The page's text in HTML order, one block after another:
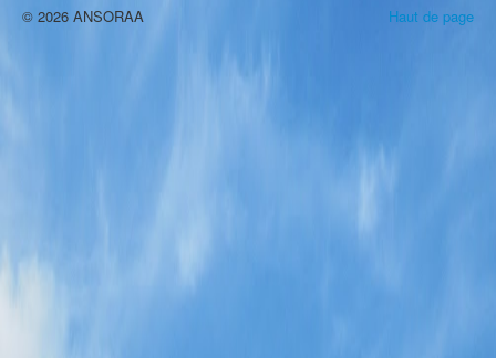
Haut de page
© 2026 ANSORAA